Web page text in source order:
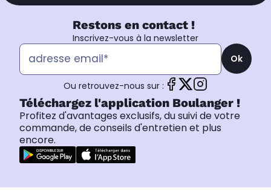
Restons en contact !
Inscrivez-vous à la newsletter
Ok
Ou retrouvez-nous sur :
Téléchargez l'application Boulanger !
Profitez d'avantages exclusifs, du suivi de votre
commande, de conseils d'entretien et plus
encore.